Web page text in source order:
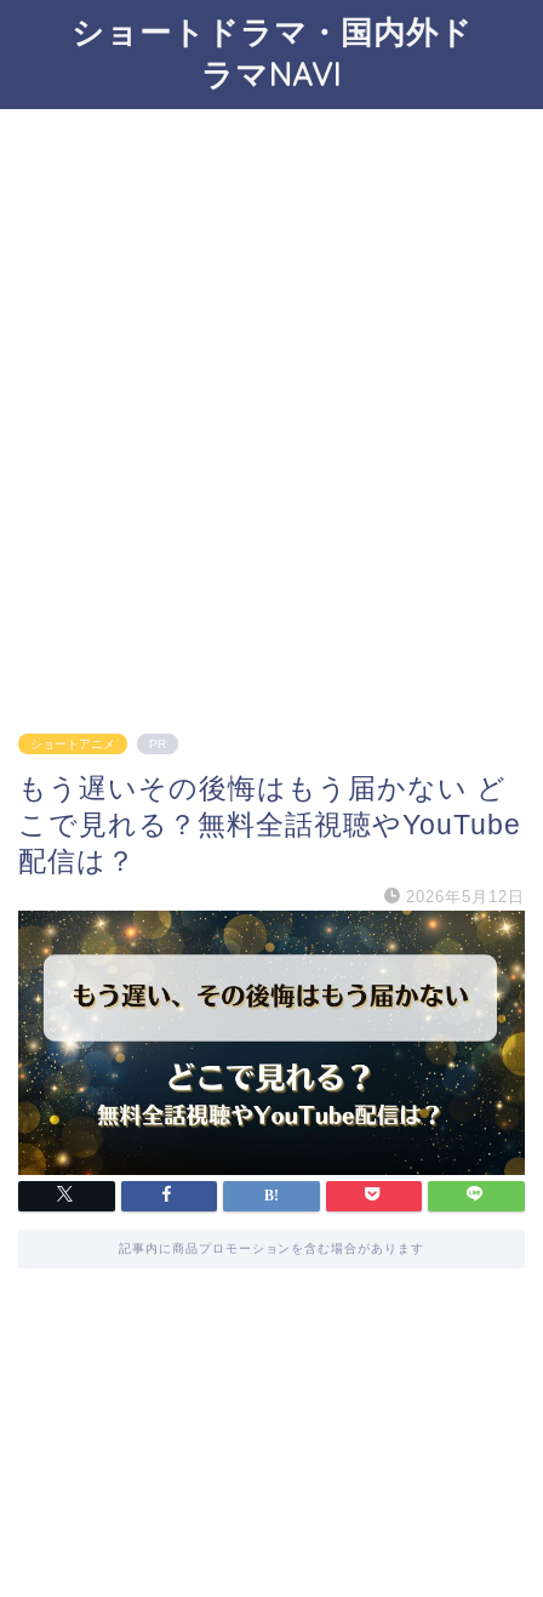
ショートドラマ・国内外ド
ラマNAVI
ショートアニメ PR
もう遅いその後悔はもう届かない ど
こで見れる？無料全話視聴やYouTube
配信は？
2026年5月12日
記事内に商品プロモーションを含む場合があります